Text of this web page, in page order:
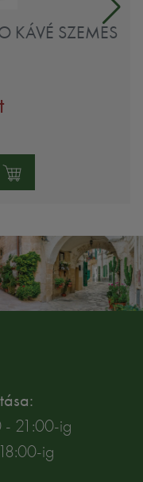
KÁVÉ SZEMES
- 21:00-ig
ig